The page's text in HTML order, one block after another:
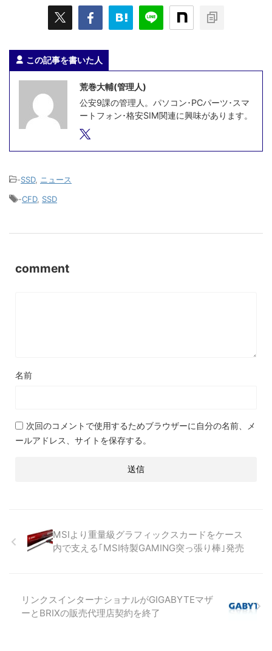
この記事を書いた人
荒巻大輔(管理人)
公安9課の管理人。パソコン･PCパーツ･スマ
ートフォン･格安SIM関連に興味があります。
-SSD, ニュース
-CFD, SSD
comment
名前
次回のコメントで使用するためブラウザーに自分の名前、メ
ールアドレス、サイトを保存する。
MSIより重量級グラフィックスカードをケース
内で支える｢MSI特製GAMING突っ張り棒｣発売
リンクスインターナショナルがGIGABYTEマザ
ーとBRIXの販売代理店契約を終了